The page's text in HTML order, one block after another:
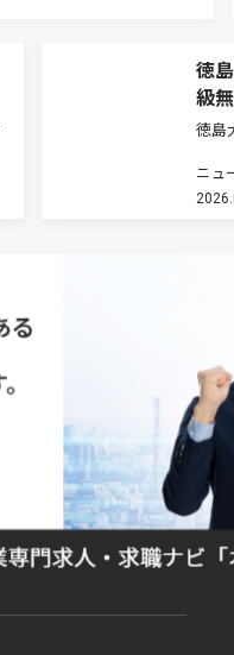
徳
級
徳島
と多
テラ
ニュ